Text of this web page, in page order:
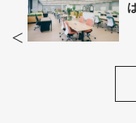
は